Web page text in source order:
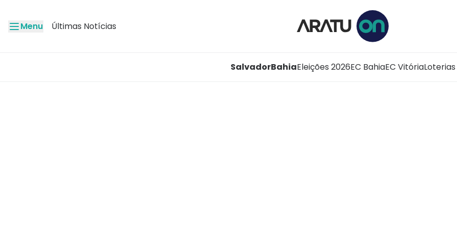
Menu Últimas Notícias
SalvadorBahiaEleições 2026EC BahiaEC VitóriaLoterias